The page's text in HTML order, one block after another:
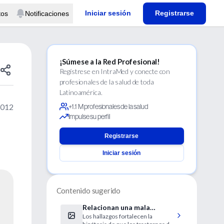
Notificaciones Iniciar sesión Registrarse
¡Súmese a la Red Profesional!
Regístrese en IntraMed y conecte con
profesionales de la salud de toda
Latinoamérica.
+1.1 M profesionales de la salud
Impulse su perfil
Registrarse
Iniciar sesión
Contenido sugerido
Relacionan una mala
función pulmonar con
Los hallazgos fortalecen la